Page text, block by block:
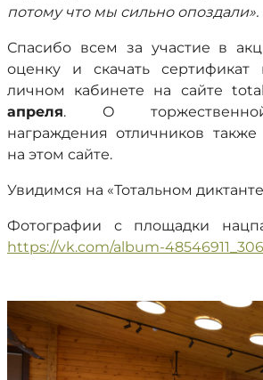
потому что мы сильно опоздали».
Спасибо всем за участие в
оценку и скачать
личном кабинете на сайте
апреля. О
награждения отличников
на этом сайте.
Увидимся на «Тотальном диктанте
Фотографии с площадки
https://vk.com/album-